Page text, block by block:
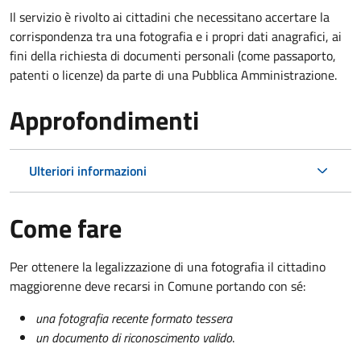
Il servizio è rivolto ai cittadini che necessitano accertare la
corrispondenza tra una fotografia e i propri dati anagrafici, ai
fini della richiesta di documenti personali (come passaporto,
patenti o licenze) da parte di una Pubblica Amministrazione.
Approfondimenti
Ulteriori informazioni
Come fare
Per ottenere la legalizzazione di una fotografia il cittadino
maggiorenne deve recarsi in Comune portando con sé:
una fotografia recente formato tessera
un documento di riconoscimento valido.